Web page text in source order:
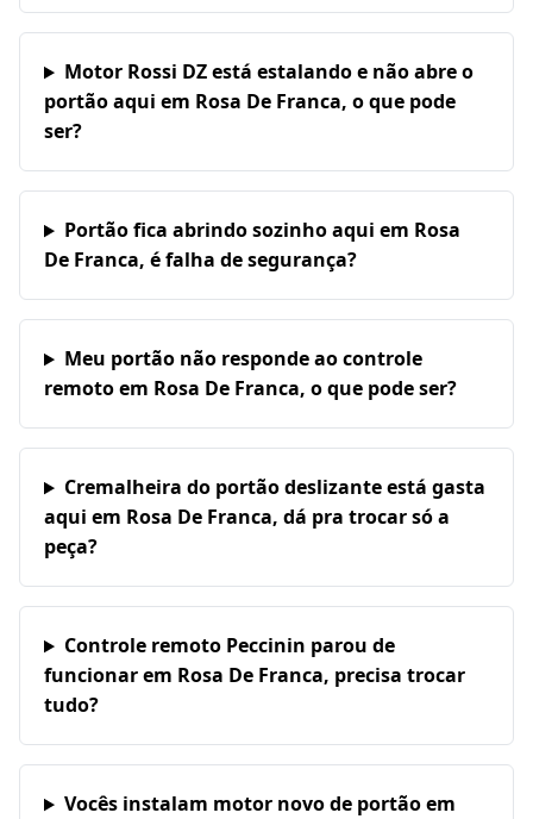
Motor Rossi DZ está estalando e não abre o
portão aqui em Rosa De Franca, o que pode
ser?
Portão fica abrindo sozinho aqui em Rosa
De Franca, é falha de segurança?
Meu portão não responde ao controle
remoto em Rosa De Franca, o que pode ser?
Cremalheira do portão deslizante está gasta
aqui em Rosa De Franca, dá pra trocar só a
peça?
Controle remoto Peccinin parou de
funcionar em Rosa De Franca, precisa trocar
tudo?
Vocês instalam motor novo de portão em